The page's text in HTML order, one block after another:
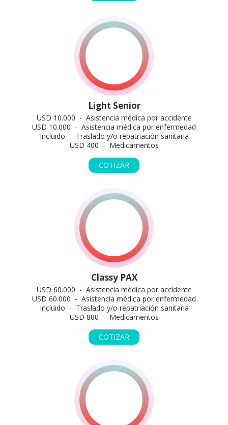
Light Senior
USD 10.000 - Asistencia médica por accidente
USD 10.000 - Asistencia médica por enfermedad
Incluido - Traslado y/o repatriación sanitaria
USD 400 - Medicamentos
COTIZAR
Classy PAX
USD 60.000 - Asistencia médica por accidente
USD 60.000 - Asistencia médica por enfermedad
Incluido - Traslado y/o repatriación sanitaria
USD 800 - Medicamentos
COTIZAR